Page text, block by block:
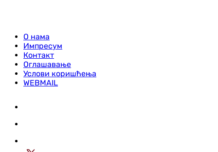
О нама
Импресум
Контакт
Оглашавање
Услови коришћења
WEBMAIL